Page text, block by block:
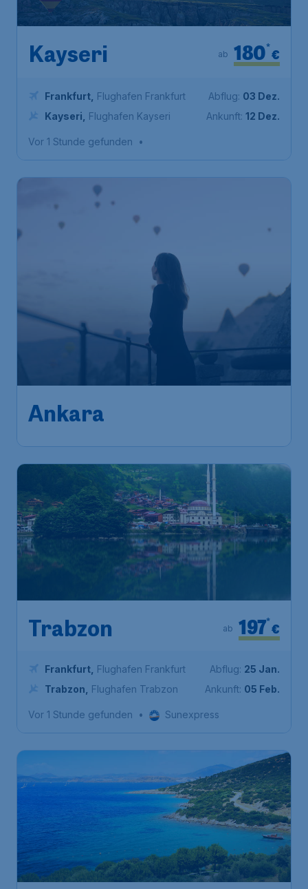
Kayseri €
180*
ab
Frankfurt Flughafen Frankfurt
Kayseri
Flughafen Kayseri
Abflug: 03 Dez.
Ankunft: 12 Dez.
Vor 1 Stunde gefunden •
Ankara
Flughafen Frankfurt
Ankara
Esenboğa
Trabzon €
197*
ab
Frankfurt Flughafen Frankfurt
Trabzon
Flughafen Trabzon
Abflug: 25 Jan.
Ankunft: 05 Feb.
Vor 1 Stunde gefunden • Sunexpress